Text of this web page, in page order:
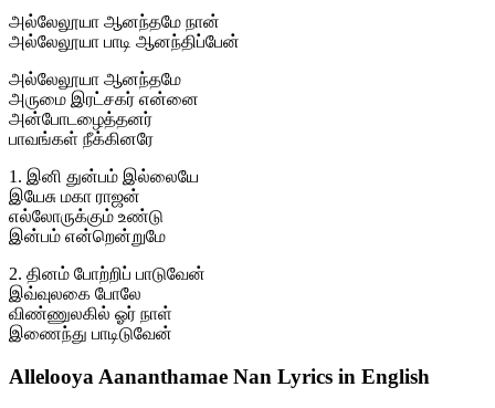
அல்லேலூயா ஆனந்தமே நான்
அல்லேலூயா பாடி ஆனந்திப்பேன்
அல்லேலூயா ஆனந்தமே
அருமை இரட்சகர் என்னை
அன்போடழைத்தனர்
பாவங்கள் நீக்கினரே
1. இனி துன்பம் இல்லையே
இயேசு மகா ராஜன்
எல்லோருக்கும் உண்டு
இன்பம் என்றென்றுமே
2. தினம் போற்றிப் பாடுவேன்
இவ்வுலகை போலே
விண்ணுலகில் ஓர் நாள்
இணைந்து பாடிடுவேன்
Allelooya Aananthamae Nan Lyrics in English